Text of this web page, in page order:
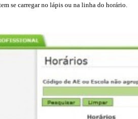
se carregar no lápis ou na linha do horário.